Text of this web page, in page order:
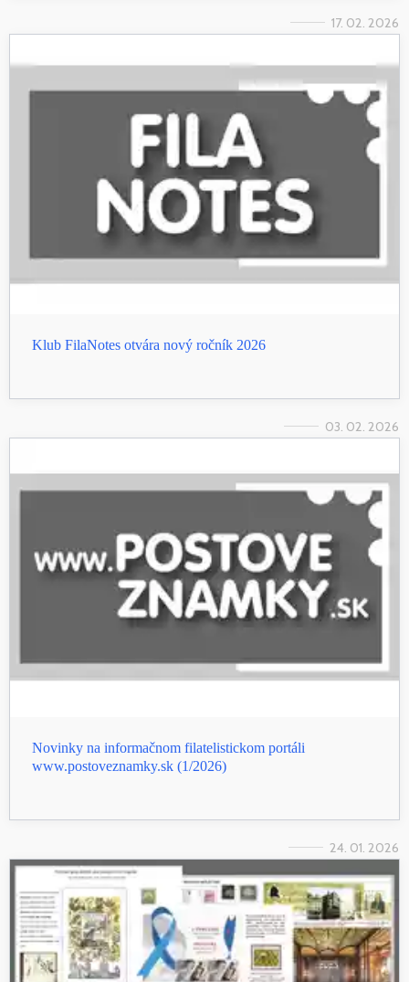
17. 02. 2026
Klub FilaNotes otvára nový ročník 2026
03. 02. 2026
Novinky na informačnom filatelistickom portáli
www.postoveznamky.sk (1/2026)
24. 01. 2026